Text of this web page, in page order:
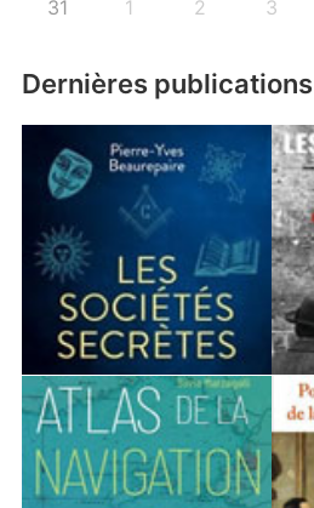
31 1 2 3
Dernières publications